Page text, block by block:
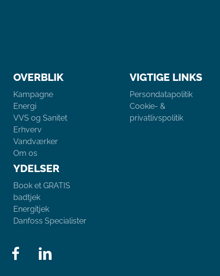
OVERBLIK
Kampagne
Energi
VVS og Sanitet
Erhverv
Vandværker
Om os
VIGTIGE LINKS
Persondatapolitik
Cookie- &
privatlivspolitik
YDELSER
Book et GRATIS
badtjek
Energitjek
Danfoss Specialister